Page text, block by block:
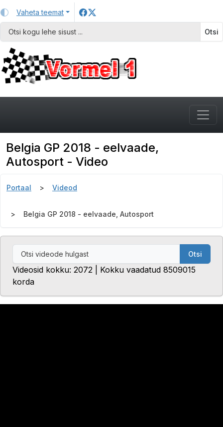
Vaheta teemat
Otsi
Belgia GP 2018 - eelvaade,
Autosport - Video
Portaal Videod
Belgia GP 2018 - eelvaade, Autosport
Otsi
Videosid kokku: 2072 | Kokku vaadatud 8509015
korda